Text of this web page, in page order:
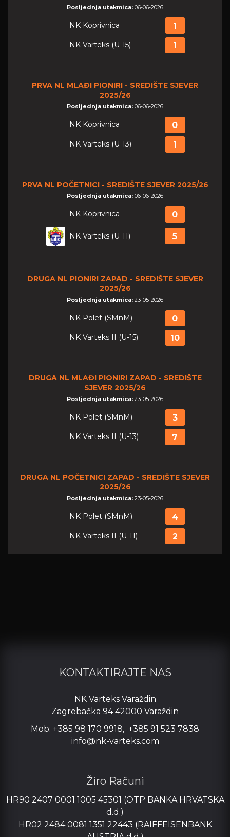
Posljednja utakmica: 06-06-2026
NK Koprivnica 1
NK Varteks (U-15) 1
PRVA NL MLAĐI PIONIRI - SREDIŠTE SJEVER
2025/26
Posljednja utakmica: 06-06-2026
NK Koprivnica 0
NK Varteks (U-13) 1
PRVA NL POČETNICI - SREDIŠTE SJEVER 2025/26
Posljednja utakmica: 06-06-2026
NK Koprivnica 0
NK Varteks (U-11) 5
DRUGA NL PIONIRI ZAPAD - SREDIŠTE SJEVER
2025/26
Posljednja utakmica: 23-05-2026
NK Polet (SMnM) 0
NK Varteks II (U-15) 10
DRUGA NL MLAĐI PIONIRI ZAPAD - SREDIŠTE
SJEVER 2025/26
Posljednja utakmica: 23-05-2026
NK Polet (SMnM) 3
NK Varteks II (U-13) 7
DRUGA NL POČETNICI ZAPAD - SREDIŠTE SJEVER
2025/26
Posljednja utakmica: 23-05-2026
NK Polet (SMnM) 4
NK Varteks II (U-11) 2
KONTAKTIRAJTE NAS
NK Varteks Varaždin
Zagrebačka 94 42000 Varaždin
Mob: +385 98 170 9918, +385 91 523 7838
info@nk-varteks.com
Žiro Računi
HR90 2407 0001 1005 45301 (OTP BANKA HRVATSKA
d.d.)
HR02 2484 0081 1351 22443 (RAIFFEISENBANK